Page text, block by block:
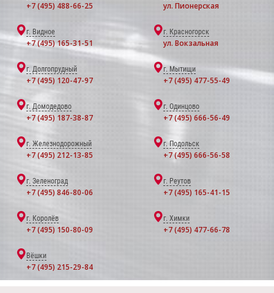
+7 (495) 488-66-25 ул. Пионерская
г. Видное
+7 (495) 165-31-51
г. Красногорск
ул. Вокзальная
г. Долгопрудный
+7 (495) 120-47-97
г. Мытищи
+7 (495) 477-55-49
г. Домодедово
+7 (495) 187-38-87
г. Одинцово
+7 (495) 666-56-49
г. Железнодорожный
+7 (495) 212-13-85
г. Подольск
+7 (495) 666-56-58
г. Зеленоград
+7 (495) 846-80-06
г. Реутов
+7 (495) 165-41-15
г. Королёв
+7 (495) 150-80-09
г. Химки
+7 (495) 477-66-78
Вёшки
+7 (495) 215-29-84